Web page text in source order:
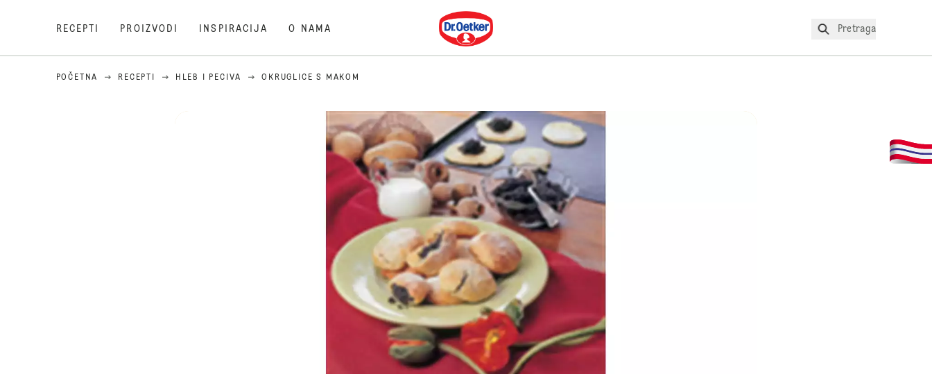
RECEPTI PROIZVODI INSPIRACIJA O NAMA
Dr. Oetker
Pretraga
POČETNA RECEPTI HLEB I PECIVA OKRUGLICE S MAKOM